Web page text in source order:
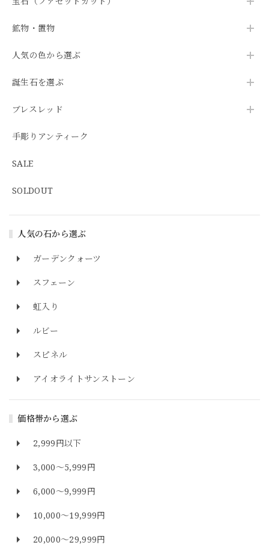
鉱物・置物
人気の色から選ぶ
誕生石を選ぶ
ブレスレッド
手彫りアンティーク
SALE
SOLDOUT
人気の石から選ぶ
ガーデンクォーツ
スフェーン
虹入り
ルビー
スピネル
アイオライトサンストーン
価格帯から選ぶ
2,999円以下
3,000～5,999円
6,000～9,999円
10,000～19,999円
20,000～29,999円